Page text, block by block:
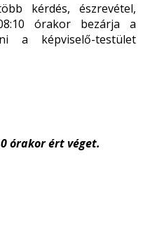
kérdés, észrevétel,
órakor bezárja a
a képviselő-testület
órakor ért véget.